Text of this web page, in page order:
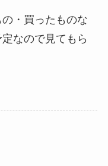
・買ったものな
なので見てもら